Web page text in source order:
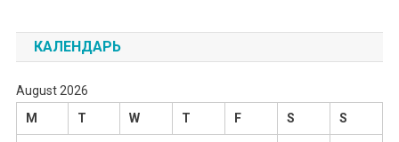
КАЛЕНДАРЬ
August 2026
M
T W T F S S